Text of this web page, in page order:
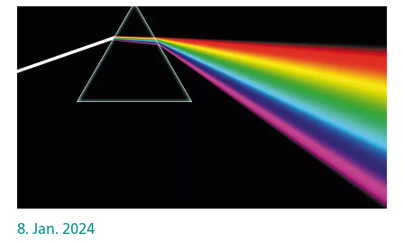
8. Jan. 2024